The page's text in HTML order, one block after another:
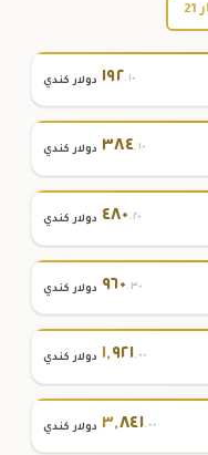
١٩٢.١٠ دولار كندي
٣٨٤.١٠ دولار كندي
٤٨٠.٢٠ دولار كندي
٩٦٠.٣٠ دولار كندي
١,٩٢١.٠٠ دولار كندي
٣,٨٤١.٠٠ دولار كندي